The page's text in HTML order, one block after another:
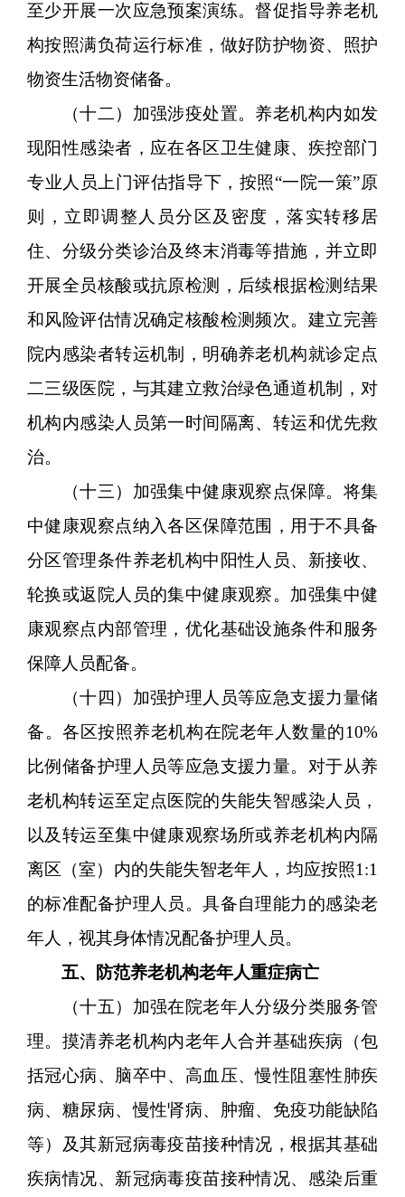
至少开展一次应急预案演练。督促指导养老机
构按照满负荷运行标准，做好防护物资、照护
物资生活物资储备。
（十二）加强涉疫处置。养老机构内如发
现阳性感染者，应在各区卫生健康、疾控部门
专业人员上门评估指导下，按照“一院一策”原
则，立即调整人员分区及密度，落实转移居
住、分级分类诊治及终末消毒等措施，并立即
开展全员核酸或抗原检测，后续根据检测结果
和风险评估情况确定核酸检测频次。建立完善
院内感染者转运机制，明确养老机构就诊定点
二三级医院，与其建立救治绿色通道机制，对
机构内感染人员第一时间隔离、转运和优先救
治。
（十三）加强集中健康观察点保障。将集
中健康观察点纳入各区保障范围，用于不具备
分区管理条件养老机构中阳性人员、新接收、
轮换或返院人员的集中健康观察。加强集中健
康观察点内部管理，优化基础设施条件和服务
保障人员配备。
（十四）加强护理人员等应急支援力量储
备。各区按照养老机构在院老年人数量的10%
比例储备护理人员等应急支援力量。对于从养
老机构转运至定点医院的失能失智感染人员，
以及转运至集中健康观察场所或养老机构内隔
离区（室）内的失能失智老年人，均应按照1:1
的标准配备护理人员。具备自理能力的感染老
年人，视其身体情况配备护理人员。
五、防范养老机构老年人重症病亡
（十五）加强在院老年人分级分类服务管
理。摸清养老机构内老年人合并基础疾病（包
括冠心病、脑卒中、高血压、慢性阻塞性肺疾
病、糖尿病、慢性肾病、肿瘤、免疫功能缺陷
等）及其新冠病毒疫苗接种情况，根据其基础
疾病情况、新冠病毒疫苗接种情况、感染后重